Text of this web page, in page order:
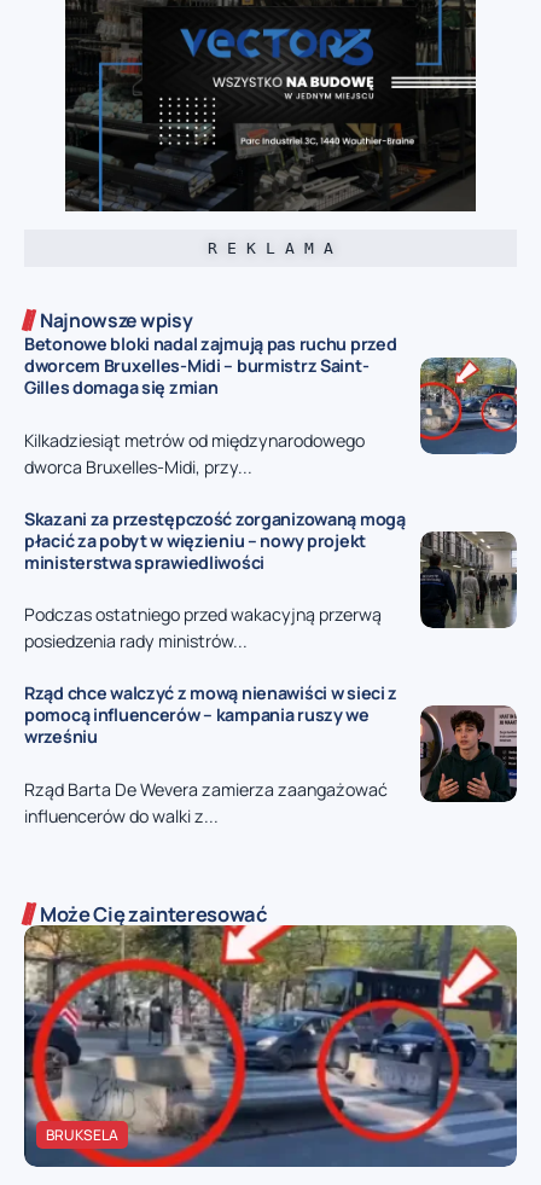
R E K L A M A
Najnowsze wpisy
Betonowe bloki nadal zajmują pas ruchu przed
dworcem Bruxelles-Midi – burmistrz Saint-
Gilles domaga się zmian
Kilkadziesiąt metrów od międzynarodowego
dworca Bruxelles-Midi, przy...
Skazani za przestępczość zorganizowaną mogą
płacić za pobyt w więzieniu – nowy projekt
ministerstwa sprawiedliwości
Podczas ostatniego przed wakacyjną przerwą
posiedzenia rady ministrów...
Rząd chce walczyć z mową nienawiści w sieci z
pomocą influencerów – kampania ruszy we
wrześniu
Rząd Barta De Wevera zamierza zaangażować
influencerów do walki z...
Może Cię zainteresować
BRUKSELA